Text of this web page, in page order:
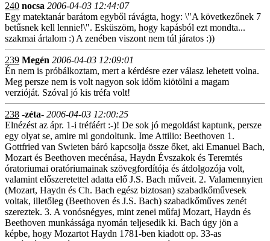
240 nocsa 2006-04-03 12:44:07
Egy matektanár barátom egyből rávágta, hogy: \"A következőnek 7
betűsnek kell lennie!\". Esküszöm, hogy kapásból ezt mondta...
szakmai ártalom :) A zenében viszont nem túl járatos :))
239 Megén 2006-04-03 12:09:01
Én nem is próbálkoztam, mert a kérdésre ezer válasz lehetett volna.
Meg persze nem is volt nagyon sok időm kiötölni a magam
verzióját. Szóval jó kis tréfa volt!
238 -zéta- 2006-04-03 12:00:25
Elnézést az ápr. 1-i tréfáért :-)! De sok jó megoldást kaptunk, persze
egy olyat se, amire mi gondoltunk. Ime Attilio: Beethoven 1.
Gottfried van Swieten báró kapcsolja össze őket, aki Emanuel Bach,
Mozart és Beethoven mecénása, Haydn Évszakok és Teremtés
óratoriumai oratóriumainak szövegfordítója és átdolgozója volt,
valamint előszeretettel adatta elő J.S. Bach műveit. 2. Valamennyien
(Mozart, Haydn és Ch. Bach egész biztosan) szabadkőművesek
voltak, illetőleg (Beethoven és J.S. Bach) szabadkőműves zenét
szereztek. 3. A vonósnégyes, mint zenei műfaj Mozart, Haydn és
Beethoven munkássága nyomán teljesedik ki. Bach úgy jön a
képbe, hogy Mozartot Haydn 1781-ben kiadott op. 33-as